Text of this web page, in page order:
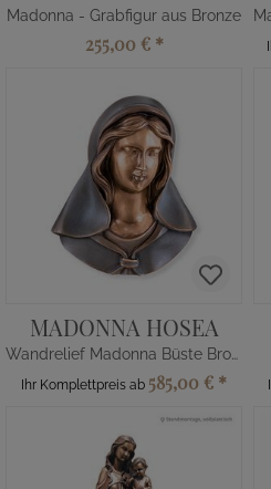
Madonna - Grabfigur aus Bronze
255,00 € *
MADONNA HOSEA
Wandrelief Madonna Büste Bronze
Ihr Komplettpreis ab 585,00 € *